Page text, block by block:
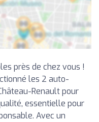
près de chez vous !
les 2 auto-
Renault pour
essentielle pour
Avec un